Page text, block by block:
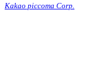
Kakao piccoma Corp.